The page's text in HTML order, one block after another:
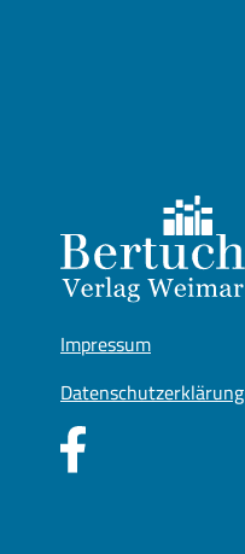
Impressum
Datenschutzerklärung